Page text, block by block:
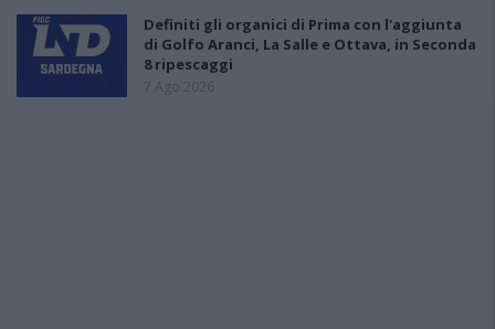
Definiti gli organici di Prima con l'aggiunta
di Golfo Aranci, La Salle e Ottava, in Seconda
8 ripescaggi
7 Ago 2026